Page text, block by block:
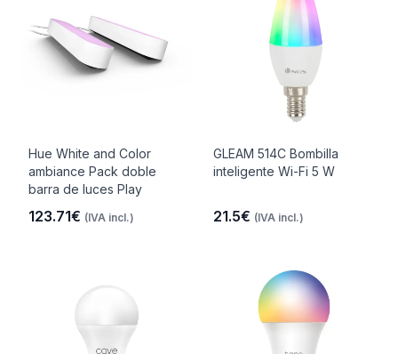
Hue White and Color
ambiance Pack doble
barra de luces Play
123.71€ (IVA incl.)
GLEAM 514C Bombilla
inteligente Wi-Fi 5 W
21.5€ (IVA incl.)